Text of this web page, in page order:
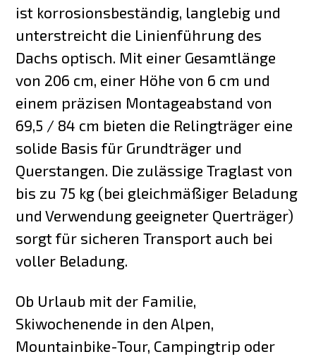
ist korrosionsbeständig, langlebig und
unterstreicht die Linienführung des
Dachs optisch. Mit einer Gesamtlänge
von 206 cm, einer Höhe von 6 cm und
einem präzisen Montageabstand von
69,5 / 84 cm bieten die Relingträger eine
solide Basis für Grundträger und
Querstangen. Die zulässige Traglast von
bis zu 75 kg (bei gleichmäßiger Beladung
und Verwendung geeigneter Querträger)
sorgt für sicheren Transport auch bei
voller Beladung.
Ob Urlaub mit der Familie,
Skiwochenende in den Alpen,
Mountainbike-Tour, Campingtrip oder